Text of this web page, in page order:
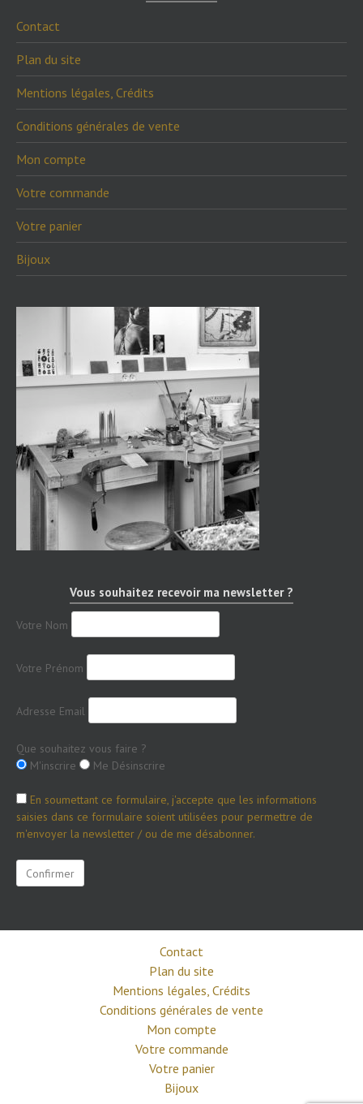
Contact
Plan du site
Mentions légales, Crédits
Conditions générales de vente
Mon compte
Votre commande
Votre panier
Bijoux
Vous souhaitez recevoir ma newsletter ?
Votre Nom
Votre Prénom
Adresse Email
Que souhaitez vous faire ?
M'inscrire
Me Désinscrire
En soumettant ce formulaire, j'accepte que les informations
saisies dans ce formulaire soient utilisées pour permettre de
m'envoyer la newsletter / ou de me désabonner.
Contact
Plan du site
Mentions légales, Crédits
Conditions générales de vente
Mon compte
Votre commande
Votre panier
Bijoux